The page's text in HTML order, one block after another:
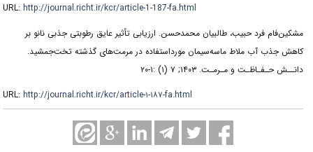
URL:http://journal.richt.ir/kcr/article-1-187-fa.html
مشکین‌فام فرد حبیب، طالبیان محمدحسن. ارزیابی تأثیر عایق رطوبتی جذبی نانو بر
کاهش جذب آب ملاط ماسه‌سیمان مورداستفاده در مرمت‌های گذشته تخت‌جمشید.
دانــش حـفـاظـت و مـرمـت. ۱۴۰۳; ۷ (۱) :۱-۲۰
URL:http://journal.richt.ir/kcr/article-۱-۱۸۷-fa.html